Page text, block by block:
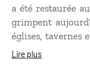
a été restaurée
grimpent
églises, tavernes
principal port de
Lire plus